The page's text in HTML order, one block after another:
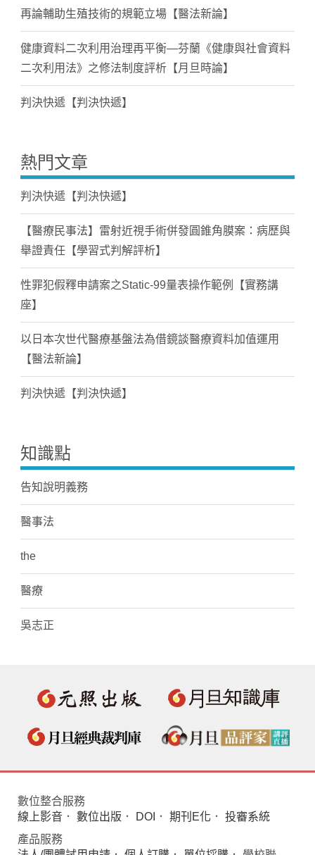
再論輔助生殖技術的規範立場【醫法新論】
健康資料二次利用治理再平衡—芬蘭《健康與社會資料
二次利用法》之修法制度評析【月旦時論】
判決快遞【判決快遞】
熱門文章
判決快遞【判決快遞】
【醫療民事法】雷射近視手術併發圓錐角膜案：病歷與
舉證責任【學習式判解評析】
性罪犯假釋申請案之Static-99量表操作範例【實務講
座】
以日本次世代醫療基盤法為借鏡談醫療資料加值運用
【醫法新論】
判決快遞【判決快遞】
知識點
告知說明義務
醫事法
the
醫療
吳志正
數位整合服務
線上影音 ． 數位出版 ． DOI ． 期刊E化 ． 投審系統
產品服務